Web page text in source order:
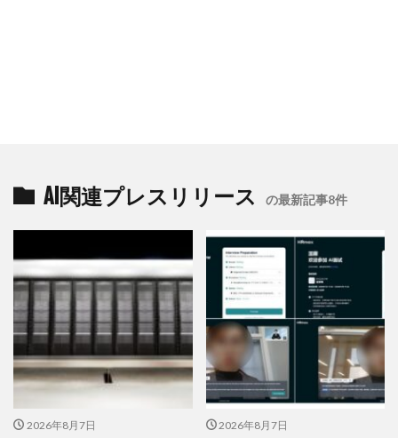
AI関連プレスリリース の最新記事8件
2026年8月7日 2026年8月7日